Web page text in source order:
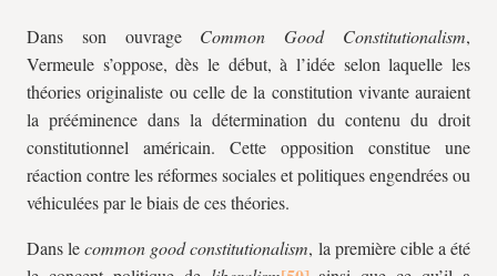
Dans son ouvrage Common Good Constitutionalism,
Vermeule s’oppose, dès le début, à l’idée selon laquelle les
théories originaliste ou celle de la constitution vivante auraient
la prééminence dans la détermination du contenu du droit
constitutionnel américain. Cette opposition constitue une
réaction contre les réformes sociales et politiques engendrées ou
véhiculées par le biais de ces théories.
Dans lecommon good constitutionalism, la première cible a été